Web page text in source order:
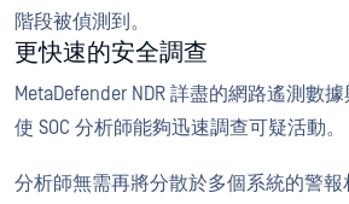
階段被偵測到。
更快速的安全調查
MetaDefender NDR 詳盡的網路遙測數
使 SOC 分析師能夠迅速調查可疑活動。
分析師無需再將分散於多個系統的警